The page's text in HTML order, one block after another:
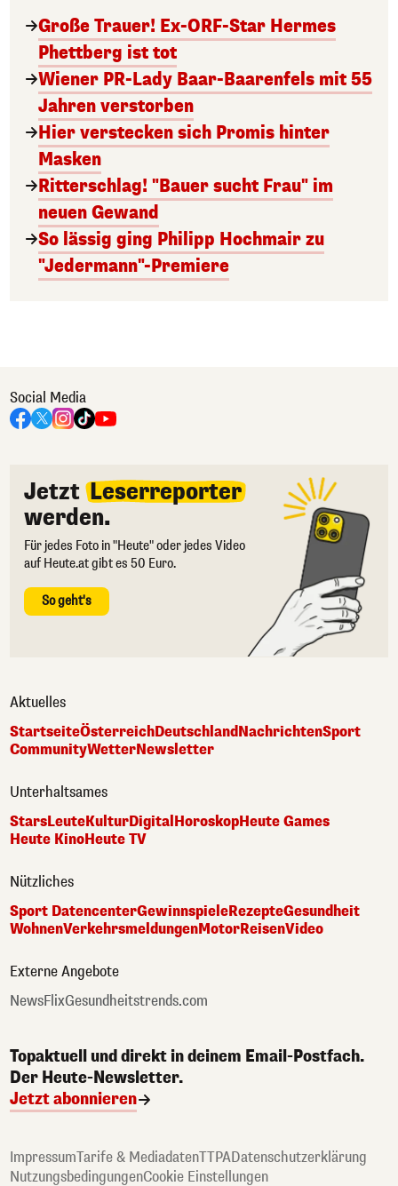
Große Trauer! Ex-ORF-Star Hermes
Phettberg ist tot
Wiener PR-Lady Baar-Baarenfels mit 55
Jahren verstorben
Hier verstecken sich Promis hinter
Masken
Ritterschlag! "Bauer sucht Frau" im
neuen Gewand
So lässig ging Philipp Hochmair zu
"Jedermann"-Premiere
Social Media
Jetzt Leserreporter
werden.
Für jedes Foto in "Heute" oder jedes Video
auf Heute.at gibt es 50 Euro.
So geht's
Aktuelles
StartseiteÖsterreichDeutschlandNachrichtenSport
CommunityWetterNewsletter
Unterhaltsames
StarsLeuteKulturDigital HoroskopHeute Games
Heute KinoHeute TV
Nützliches
Sport DatencenterGewinnspieleRezepteGesundheit
WohnenVerkehrsmeldungenMotorReisenVideo
Externe Angebote
NewsFlixGesundheitstrends.com
Topaktuell und direkt in deinem Email-Postfach.
Der Heute-Newsletter.
Jetzt abonnieren
ImpressumTarife & MediadatenTTPADatenschutzerklärung
NutzungsbedingungenCookie Einstellungen